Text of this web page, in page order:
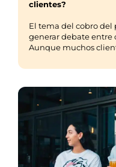
clientes?
El tema del cobro del
generar debate entre
Aunque muchos